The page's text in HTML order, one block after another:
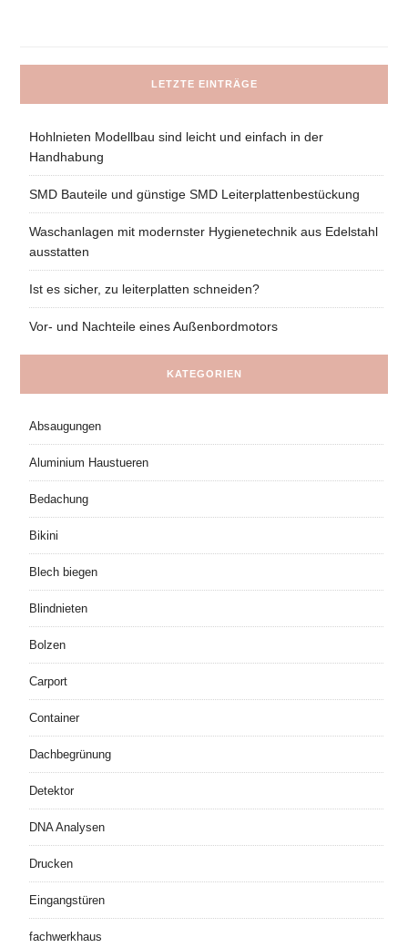
LETZTE EINTRÄGE
Hohlnieten Modellbau sind leicht und einfach in der
Handhabung
SMD Bauteile und günstige SMD Leiterplattenbestückung
Waschanlagen mit modernster Hygienetechnik aus Edelstahl
ausstatten
Ist es sicher, zu leiterplatten schneiden?
Vor- und Nachteile eines Außenbordmotors
KATEGORIEN
Absaugungen
Aluminium Haustueren
Bedachung
Bikini
Blech biegen
Blindnieten
Bolzen
Carport
Container
Dachbegrünung
Detektor
DNA Analysen
Drucken
Eingangstüren
fachwerkhaus